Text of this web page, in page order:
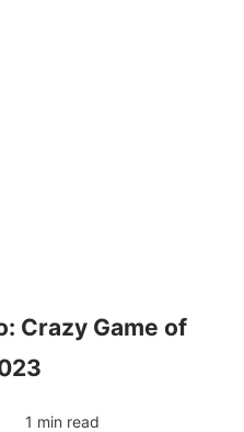
Crazy Game of
1 min read